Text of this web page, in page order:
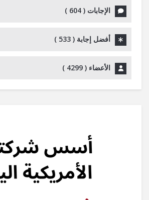
الإجابات ( 604
)
أفضل إجابة ( 533
)
الأعضاء ( 4299
)